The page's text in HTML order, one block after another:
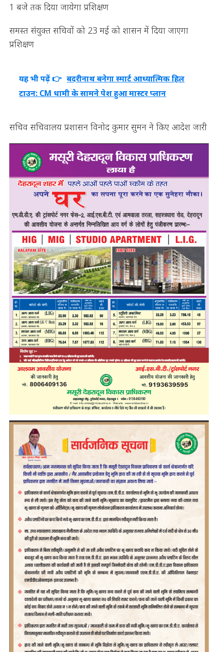
1 बजे तक दिया जायेगा प्रशिक्षण
समस्त संयुक्त सचिवों को 23 मई को शासन में दिया जाएगा
प्रशिक्षण
यह भी पढ़ें 👉 बदरीनाथ बनेगा स्मार्ट आध्यात्मिक हिल
टाउन: CM धामी के सामने पेश हुआ मास्टर प्लान
सचिव सचिवालय प्रशासन विनोद कुमार सुमन ने किए आदेश जारी